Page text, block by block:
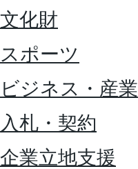
文化財
スポーツ
ビジネス・産業
入札・契約
企業立地支援